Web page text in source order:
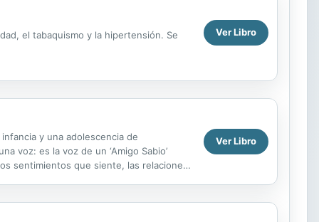
el tabaquismo y la hipertensión. Se Ver Libro
y una adolescencia de
voz: es la voz de un ‘Amigo Sabio’
sentimientos que siente, las relaciones
Ver Libro